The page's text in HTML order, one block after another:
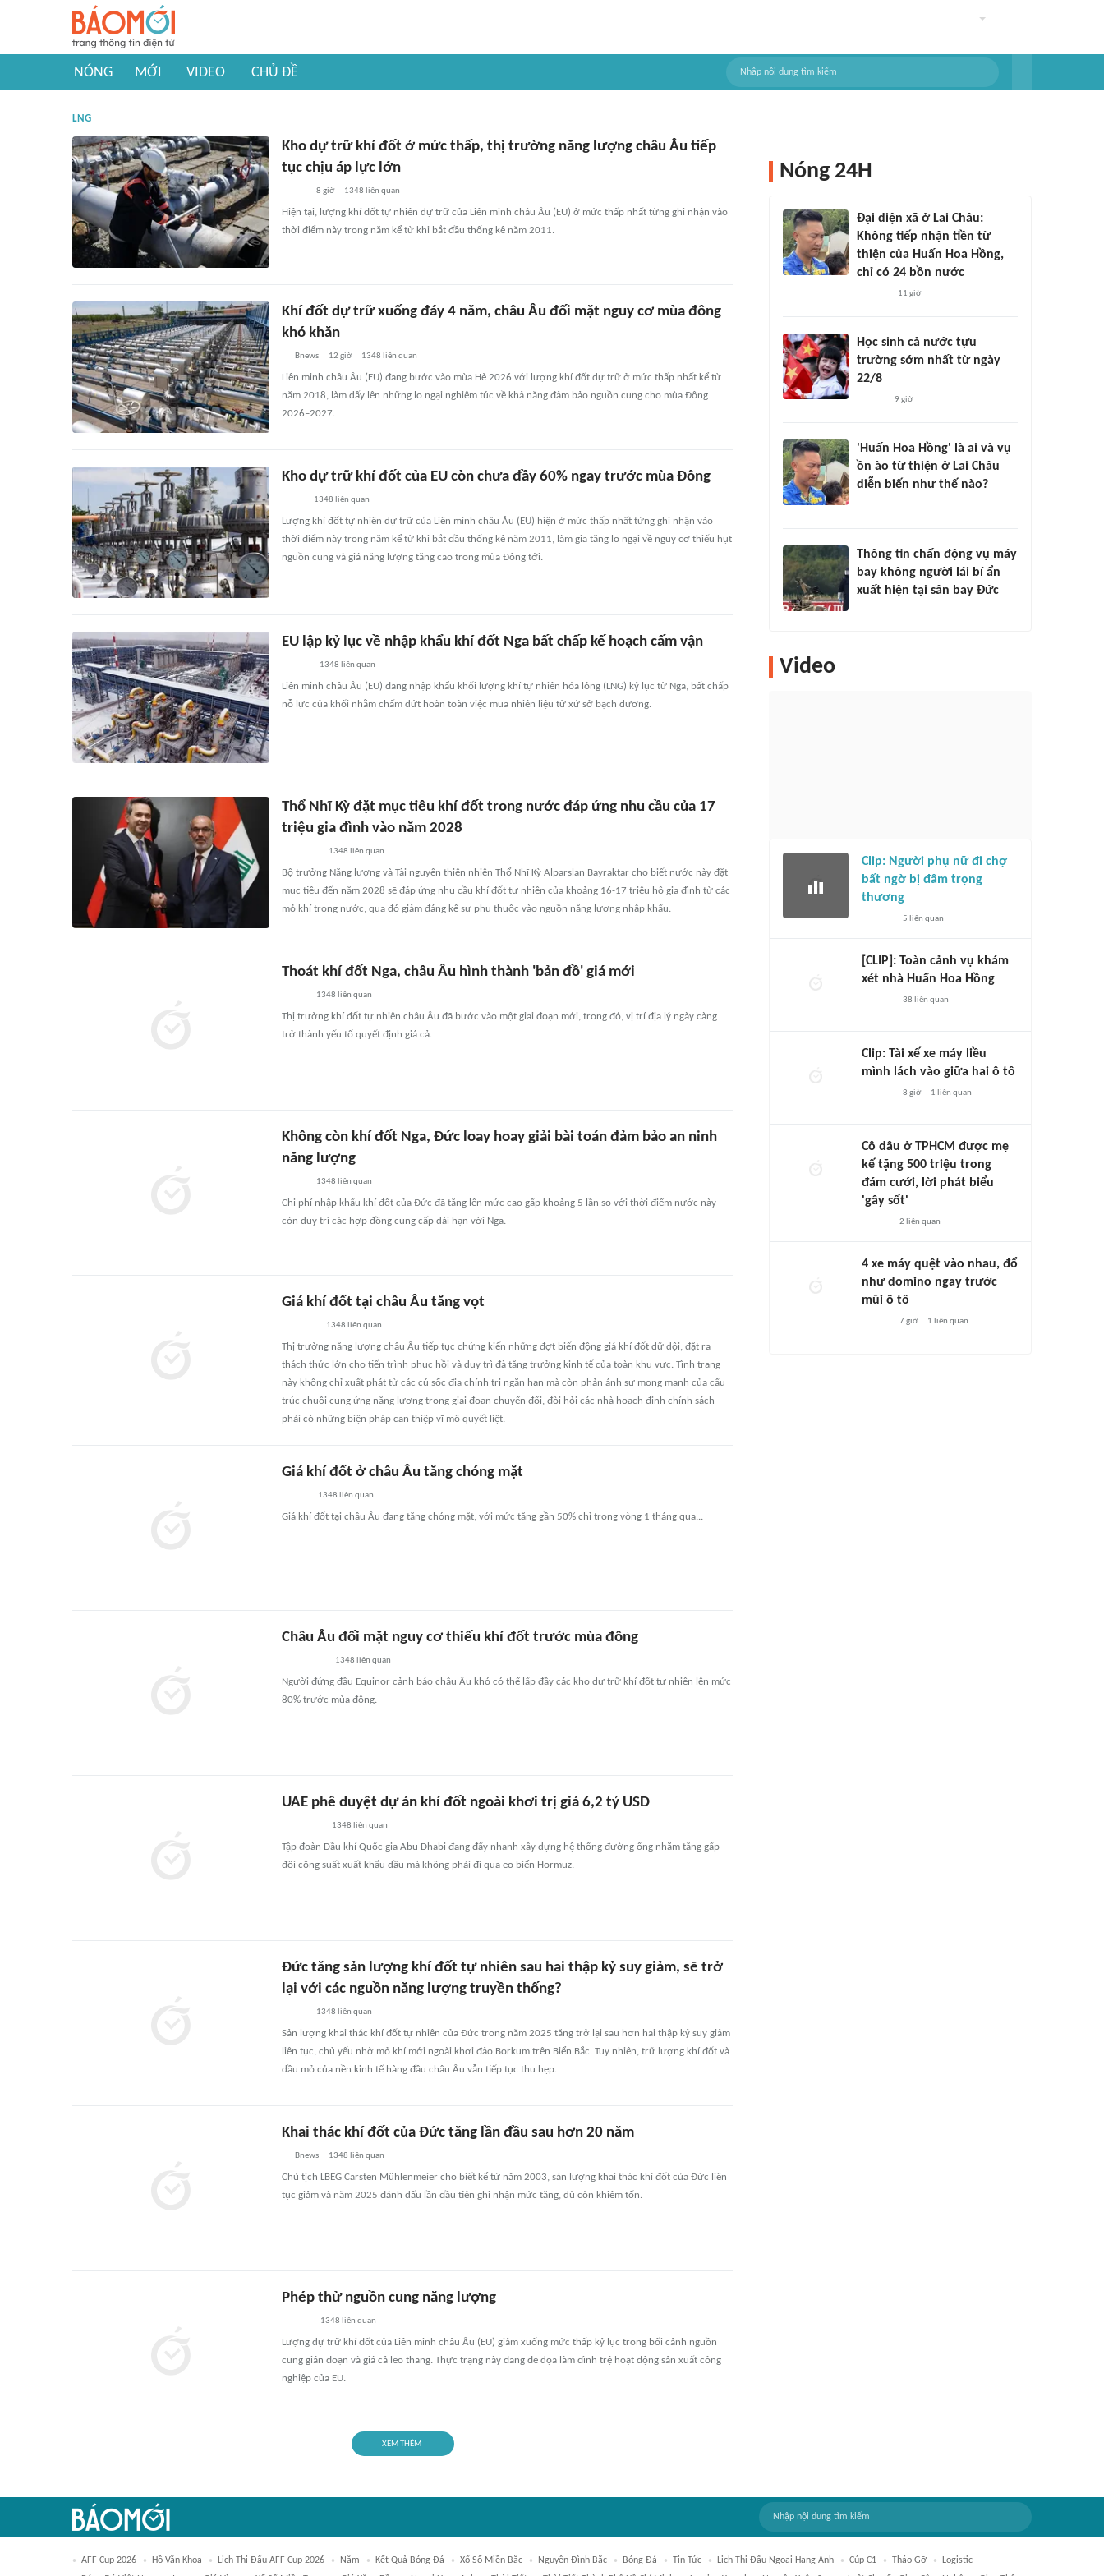
NÓNG MỚI VIDEO CHỦ ĐỀ
LNG
Kho dự trữ khí đốt ở mức thấp, thị trường năng lượng châu Âu tiếp
tục chịu áp lực lớn
8 giờ 1348 liên quan
Hiện tại, lượng khí đốt tự nhiên dự trữ của Liên minh châu Âu (EU) ở mức thấp nhất từng ghi nhận vào
thời điểm này trong năm kể từ khi bắt đầu thống kê năm 2011.
Khí đốt dự trữ xuống đáy 4 năm, châu Âu đối mặt nguy cơ mùa đông
khó khăn
Bnews 12 giờ 1348 liên quan
Liên minh châu Âu (EU) đang bước vào mùa Hè 2026 với lượng khí đốt dự trữ ở mức thấp nhất kể từ
năm 2018, làm dấy lên những lo ngại nghiêm túc về khả năng đảm bảo nguồn cung cho mùa Đông
2026–2027.
Kho dự trữ khí đốt của EU còn chưa đầy 60% ngay trước mùa Đông
1348 liên quan
Lượng khí đốt tự nhiên dự trữ của Liên minh châu Âu (EU) hiện ở mức thấp nhất từng ghi nhận vào
thời điểm này trong năm kể từ khi bắt đầu thống kê năm 2011, làm gia tăng lo ngại về nguy cơ thiếu hụt
nguồn cung và giá năng lượng tăng cao trong mùa Đông tới.
EU lập kỷ lục về nhập khẩu khí đốt Nga bất chấp kế hoạch cấm vận
1348 liên quan
Liên minh châu Âu (EU) đang nhập khẩu khối lượng khí tự nhiên hóa lỏng (LNG) kỷ lục từ Nga, bất chấp
nỗ lực của khối nhằm chấm dứt hoàn toàn việc mua nhiên liệu từ xứ sở bạch dương.
Thổ Nhĩ Kỳ đặt mục tiêu khí đốt trong nước đáp ứng nhu cầu của 17
triệu gia đình vào năm 2028
1348 liên quan
Bộ trưởng Năng lượng và Tài nguyên thiên nhiên Thổ Nhĩ Kỳ Alparslan Bayraktar cho biết nước này đặt
mục tiêu đến năm 2028 sẽ đáp ứng nhu cầu khí đốt tự nhiên của khoảng 16-17 triệu hộ gia đình từ các
mỏ khí trong nước, qua đó giảm đáng kể sự phụ thuộc vào nguồn năng lượng nhập khẩu.
Thoát khí đốt Nga, châu Âu hình thành 'bản đồ' giá mới
1348 liên quan
Thị trường khí đốt tự nhiên châu Âu đã bước vào một giai đoạn mới, trong đó, vị trí địa lý ngày càng
trở thành yếu tố quyết định giá cả.
Không còn khí đốt Nga, Đức loay hoay giải bài toán đảm bảo an ninh
năng lượng
1348 liên quan
Chi phí nhập khẩu khí đốt của Đức đã tăng lên mức cao gấp khoảng 5 lần so với thời điểm nước này
còn duy trì các hợp đồng cung cấp dài hạn với Nga.
Giá khí đốt tại châu Âu tăng vọt
1348 liên quan
Thị trường năng lượng châu Âu tiếp tục chứng kiến những đợt biến động giá khí đốt dữ dội, đặt ra
thách thức lớn cho tiến trình phục hồi và duy trì đà tăng trưởng kinh tế của toàn khu vực. Tình trạng
này không chỉ xuất phát từ các cú sốc địa chính trị ngắn hạn mà còn phản ánh sự mong manh của cấu
trúc chuỗi cung ứng năng lượng trong giai đoạn chuyển đổi, đòi hỏi các nhà hoạch định chính sách
phải có những biện pháp can thiệp vĩ mô quyết liệt.
Giá khí đốt ở châu Âu tăng chóng mặt
1348 liên quan
Giá khí đốt tại châu Âu đang tăng chóng mặt, với mức tăng gần 50% chỉ trong vòng 1 tháng qua...
Châu Âu đối mặt nguy cơ thiếu khí đốt trước mùa đông
1348 liên quan
Người đứng đầu Equinor cảnh báo châu Âu khó có thể lấp đầy các kho dự trữ khí đốt tự nhiên lên mức
80% trước mùa đông.
UAE phê duyệt dự án khí đốt ngoài khơi trị giá 6,2 tỷ USD
1348 liên quan
Tập đoàn Dầu khí Quốc gia Abu Dhabi đang đẩy nhanh xây dựng hệ thống đường ống nhằm tăng gấp
đôi công suất xuất khẩu dầu mà không phải đi qua eo biển Hormuz.
Đức tăng sản lượng khí đốt tự nhiên sau hai thập kỷ suy giảm, sẽ trở
lại với các nguồn năng lượng truyền thống?
1348 liên quan
Sản lượng khai thác khí đốt tự nhiên của Đức trong năm 2025 tăng trở lại sau hơn hai thập kỷ suy giảm
liên tục, chủ yếu nhờ mỏ khí mới ngoài khơi đảo Borkum trên Biển Bắc. Tuy nhiên, trữ lượng khí đốt và
dầu mỏ của nền kinh tế hàng đầu châu Âu vẫn tiếp tục thu hẹp.
Khai thác khí đốt của Đức tăng lần đầu sau hơn 20 năm
Bnews 1348 liên quan
Chủ tịch LBEG Carsten Mühlenmeier cho biết kể từ năm 2003, sản lượng khai thác khí đốt của Đức liên
tục giảm và năm 2025 đánh dấu lần đầu tiên ghi nhận mức tăng, dù còn khiêm tốn.
Phép thử nguồn cung năng lượng
1348 liên quan
Lượng dự trữ khí đốt của Liên minh châu Âu (EU) giảm xuống mức thấp kỷ lục trong bối cảnh nguồn
cung gián đoạn và giá cả leo thang. Thực trạng này đang đe dọa làm đình trệ hoạt động sản xuất công
nghiệp của EU.
XEM THÊM
Nóng 24H
Đại diện xã ở Lai Châu:
Không tiếp nhận tiền từ
thiện của Huấn Hoa Hồng,
chỉ có 24 bồn nước
11 giờ
Học sinh cả nước tựu
trường sớm nhất từ ngày
22/8
9 giờ
'Huấn Hoa Hồng' là ai và vụ
ồn ào từ thiện ở Lai Châu
diễn biến như thế nào?
Thông tin chấn động vụ máy
bay không người lái bí ẩn
xuất hiện tại sân bay Đức
Video
Clip: Người phụ nữ đi chợ
bất ngờ bị đâm trọng
thương
5 liên quan
[CLIP]: Toàn cảnh vụ khám
xét nhà Huấn Hoa Hồng
38 liên quan
Clip: Tài xế xe máy liều
mình lách vào giữa hai ô tô
8 giờ 1 liên quan
Cô dâu ở TPHCM được mẹ
kế tặng 500 triệu trong
đám cưới, lời phát biểu
'gây sốt'
2 liên quan
4 xe máy quệt vào nhau, đổ
như domino ngay trước
mũi ô tô
7 giờ 1 liên quan
AFF Cup 2026 Hồ Văn Khoa Lịch Thi Đấu AFF Cup 2026 Năm Kết Quả Bóng Đá Xổ Số Miền Bắc Nguyễn Đình Bắc Bóng Đá Tin Tức Lịch Thi Đấu Ngoại Hạng Anh Cúp C1 Tháo Gỡ
Logistic